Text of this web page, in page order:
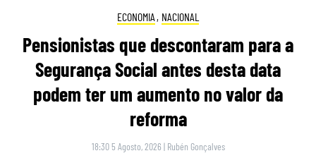
ECONOMIA , NACIONAL
Pensionistas que descontaram para a
Segurança Social antes desta data
podem ter um aumento no valor da
reforma
18:30 5 Agosto, 2026 | Rubén Gonçalves